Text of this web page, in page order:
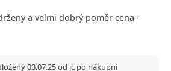
a velmi dobrý poměr cena–
03.07.25 od jc po nákupní